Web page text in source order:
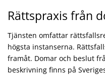
Rättspraxis från
Tjänsten omfattar
högsta instanserna.
framåt. Domar och beslut
beskrivning finns på